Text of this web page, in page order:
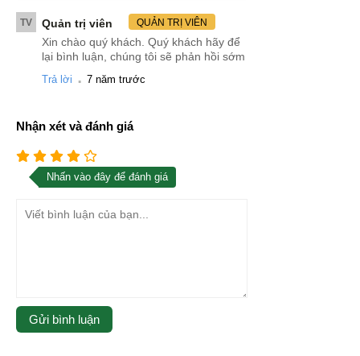
TV Quản trị viên QUẢN TRỊ VIÊN
Xin chào quý khách. Quý khách hãy để
lại bình luận, chúng tôi sẽ phản hồi sớm
Trả lời . 7 năm trước
Nhận xét và đánh giá
Nhấn vào đây để đánh giá